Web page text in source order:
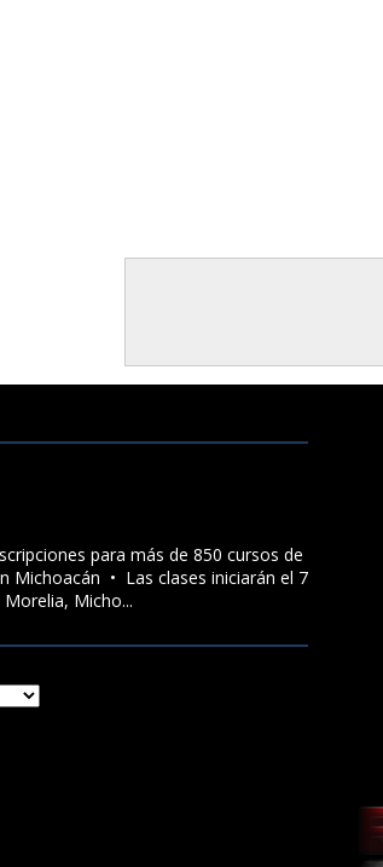
para más de 850 cursos de
Michoacán •⁠ ⁠⁠Las clases iniciarán el 7
Micho...